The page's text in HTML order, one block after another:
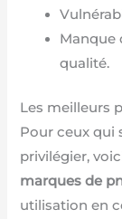
Manque
qualité.
Les meilleurs
Pour ceux qui
privilégier,
marques de
utilisation en